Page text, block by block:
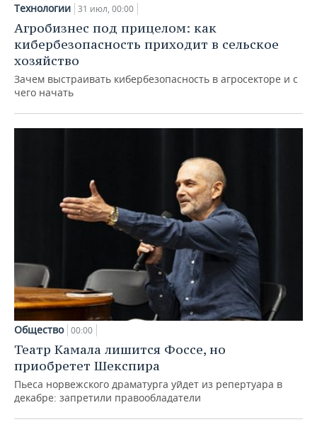
Технологии 31 июл, 00:00
Агробизнес под прицелом: как
кибербезопасность приходит в сельское
хозяйство
Зачем выстраивать кибербезопасность в агросекторе и с
чего начать
Общество 00:00
Театр Камала лишится Фоссе, но
приобретет Шекспира
Пьеса норвежского драматурга уйдет из репертуара в
декабре: запретили правообладатели